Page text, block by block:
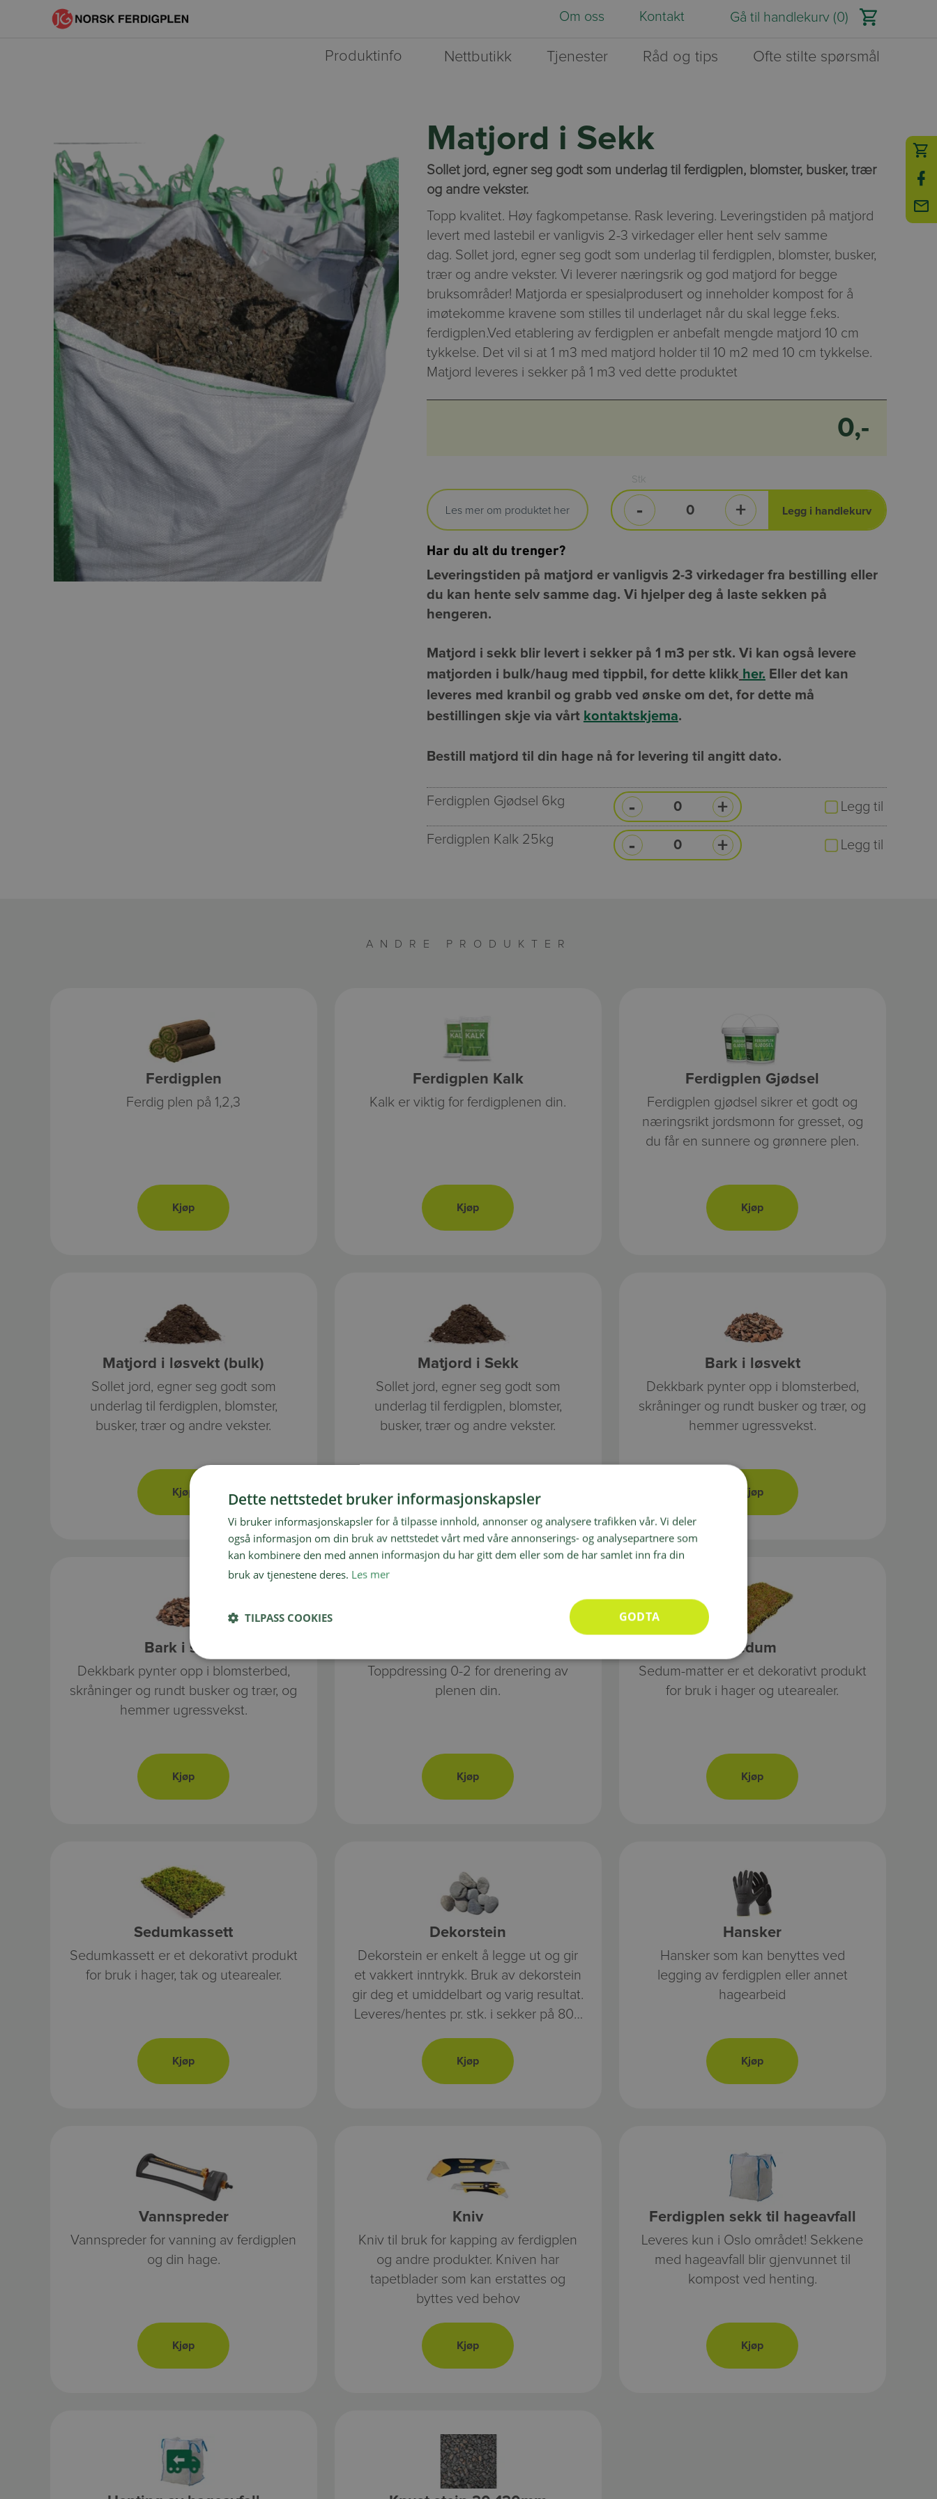
Om oss Kontakt
Nettbutikk Tjenester Råd og tips Ofte stilte spørsmål
Produktinfo
Matjord i Sekk
Sollet jord, egner seg godt som underlag til ferdigplen, blomster, busker, trær
og andre vekster.
Topp kvalitet. Høy fagkompetanse. Rask levering. Leveringstiden på matjord
levert med lastebil er vanligvis 2-3 virkedager eller hent selv samme
dag. Sollet jord, egner seg godt som underlag til ferdigplen, blomster, busker,
trær og andre vekster. Vi leverer næringsrik og god matjord for begge
bruksområder! Matjorda er spesialprodusert og inneholder kompost for å
imøtekomme kravene som stilles til underlaget når du skal legge f.eks.
ferdigplen.Ved etablering av ferdigplen er anbefalt mengde matjord 10 cm
tykkelse. Det vil si at 1 m3 med matjord holder til 10 m2 med 10 cm tykkelse.
Matjord leveres i sekker på 1 m3 ved dette produktet
0,-
Les mer om produktet her
Stk
- + Legg i handlekurv
Har du alt du trenger?
Leveringstiden på matjord er vanligvis 2-3 virkedager fra bestilling eller
du kan hente selv samme dag. Vi hjelper deg å laste sekken på
hengeren.
Matjord i sekk blir levert i sekker på 1 m3 per stk. Vi kan også levere
matjorden i bulk/haug med tippbil, for dette klikk her. Eller det kan
leveres med kranbil og grabb ved ønske om det, for dette må
bestillingen skje via vårt kontaktskjema.
Bestill matjord til din hage nå for levering til angitt dato.
Ferdigplen Gjødsel 6kg - + Legg til
Ferdigplen Kalk 25kg - + Legg til
ANDRE PRODUKTER
Ferdigplen
Ferdig plen på 1,2,3
Ferdigplen Kalk
Kalk er viktig for ferdigplenen din.
Ferdigplen Gjødsel
Ferdigplen gjødsel sikrer et godt og
næringsrikt jordsmonn for gresset, og
du får en sunnere og grønnere plen.
Matjord i løsvekt (bulk)
Sollet jord, egner seg godt som
underlag til ferdigplen, blomster,
busker, trær og andre vekster.
Matjord i Sekk
Sollet jord, egner seg godt som
underlag til ferdigplen, blomster,
busker, trær og andre vekster.
Bark i løsvekt
Dekkbark pynter opp i blomsterbed,
skråninger og rundt busker og trær, og
hemmer ugressvekst.
Bark i sekk
Dekkbark pynter opp i blomsterbed,
skråninger og rundt busker og trær, og
hemmer ugressvekst.
Toppdressing 0-2 for drenering av
plenen din.
Sedum
Sedum-matter er et dekorativt produkt
for bruk i hager og utearealer.
Sedumkassett
Sedumkassett er et dekorativt produkt
for bruk i hager, tak og utearealer.
Dekorstein
Dekorstein er enkelt å legge ut og gir
et vakkert inntrykk. Bruk av dekorstein
gir deg et umiddelbart og varig resultat.
Leveres/hentes pr. stk. i sekker på 800
dekorstein og singel til din hage.
Hansker
Hansker som kan benyttes ved
legging av ferdigplen eller annet
hagearbeid
Vannspreder
Vannspreder for vanning av ferdigplen
og din hage.
Kniv
Kniv til bruk for kapping av ferdigplen
og andre produkter. Kniven har
tapetblader som kan erstattes og
byttes ved behov
Ferdigplen sekk til hageavfall
Leveres kun i Oslo området! Sekkene
med hageavfall blir gjenvunnet til
kompost ved henting.
Dette nettstedet bruker informasjonskapsler
Vi bruker informasjonskapsler for å tilpasse innhold, annonser og analysere trafikken vår. Vi deler
også informasjon om din bruk av nettstedet vårt med våre annonserings- og analysepartnere som
kan kombinere den med annen informasjon du har gitt dem eller som de har samlet inn fra din
bruk av tjenestene deres. Les mer
GODTA
TILPASS COOKIES